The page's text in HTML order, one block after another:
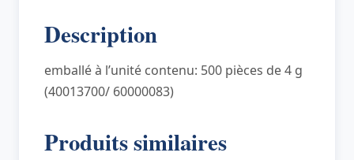
en
Description
emballé à l’unité contenu: 500 pièces de 4 g
(40013700/ 60000083)
Produits similaires